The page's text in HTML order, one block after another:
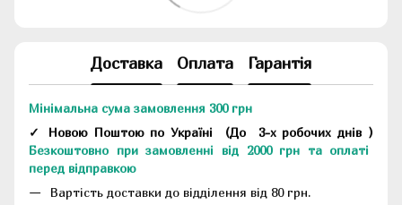
Доставка Оплата Гарантія
Мінімальна сума замовлення 300 грн
✓ Новою Поштою по Україні (До 3-х робочих днів )
Безкоштовно при замовленні від 2000 грн та оплаті
перед відправкою
Вартість доставки до відділення від 80 грн.